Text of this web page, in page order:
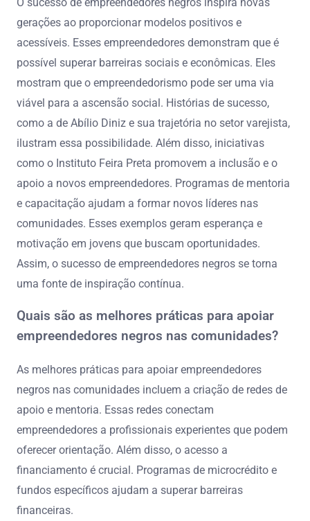
gerações ao proporcionar modelos positivos e
acessíveis. Esses empreendedores demonstram que é
possível superar barreiras sociais e econômicas. Eles
mostram que o empreendedorismo pode ser uma via
viável para a ascensão social. Histórias de sucesso,
como a de Abílio Diniz e sua trajetória no setor varejista,
ilustram essa possibilidade. Além disso, iniciativas
como o Instituto Feira Preta promovem a inclusão e o
apoio a novos empreendedores. Programas de mentoria
e capacitação ajudam a formar novos líderes nas
comunidades. Esses exemplos geram esperança e
motivação em jovens que buscam oportunidades.
Assim, o sucesso de empreendedores negros se torna
uma fonte de inspiração contínua.
Quais são as melhores práticas para apoiar
empreendedores negros nas comunidades?
As melhores práticas para apoiar empreendedores
negros nas comunidades incluem a criação de redes de
apoio e mentoria. Essas redes conectam
empreendedores a profissionais experientes que podem
oferecer orientação. Além disso, o acesso a
financiamento é crucial. Programas de microcrédito e
fundos específicos ajudam a superar barreiras
financeiras.